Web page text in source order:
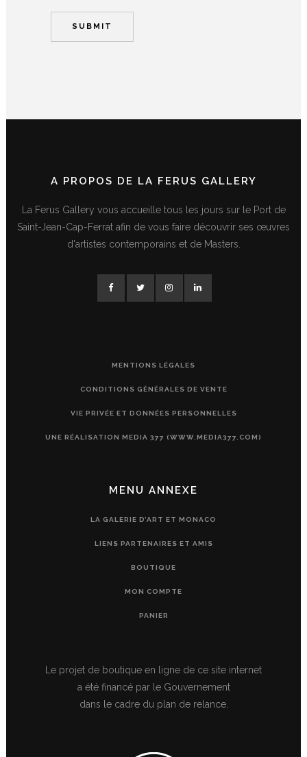
A PROPOS DE LA FERUS GALLERY
La Ferus Gallery vous accueille tous les jours sur le Port de
Saint-Jean-Cap-Ferrat afin de vous faire découvrir ses œuvres
d'artistes contemporains et de Masters.
MENTIONS LÉGALES
CONDITIONS GÉNÉRALES DE VENTE
VIE PRIVÉE ET DONNÉES PERSONNELLES
UNE RÉALISATION MEDIA 377 (WWW.MEDIA377.COM)
MENU ANNEXE
LA GALERIE D’ART ET MONACO
LIENS PARTENAIRES ET AMIS
BOUTIQUE
MON COMPTE
PANIER
Le projet de boutique en ligne de ce site internet
a été financé par le Gouvernement
dans le cadre du plan de relance.